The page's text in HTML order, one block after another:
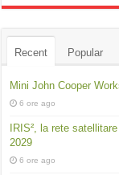
Recent Popular
Mini John Cooper
6 ore ago
IRIS², la rete
2029
6 ore ago